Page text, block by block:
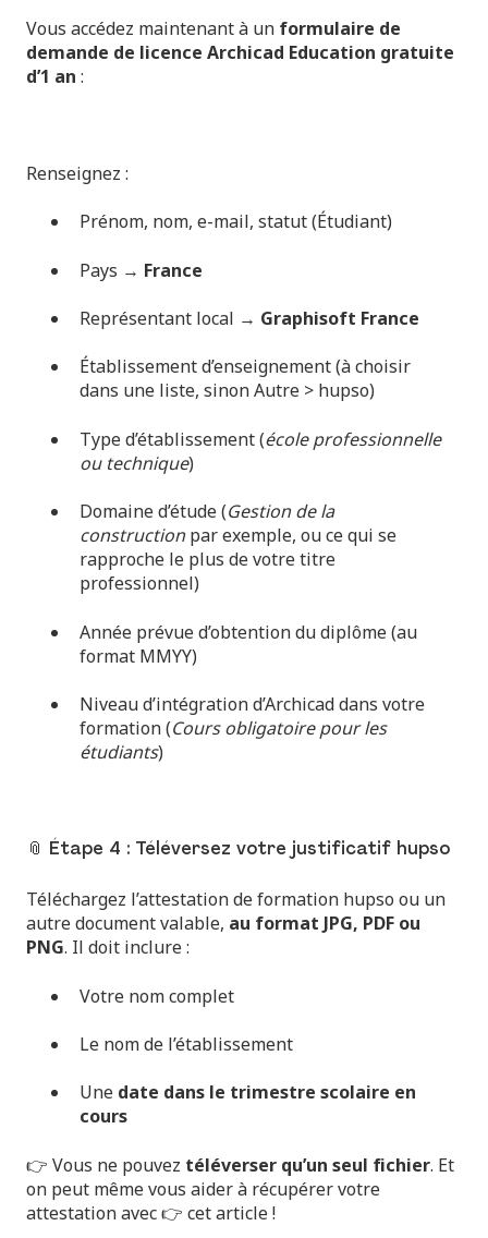
Vous accédez maintenant à un formulaire de
demande de licence Archicad Education gratuite
d’1 an :
Renseignez :
Prénom, nom, e-mail, statut (Étudiant)
Pays → France
Représentant local → Graphisoft France
Établissement d’enseignement (à choisir
dans une liste, sinon Autre > hupso)
Type d’établissement (école professionnelle
ou technique)
Domaine d’étude (Gestion de la
constructionpar exemple, ou ce qui se
rapproche le plus de votre titre
professionnel)
Année prévue d’obtention du diplôme (au
format MMYY)
Niveau d’intégration d’Archicad dans votre
formation (Cours obligatoire pour les
étudiants)
📎 Étape 4 : Téléversez votre justificatif hupso
Téléchargez l’attestation de formation hupso ou un
autre document valable, au format JPG, PDF ou
PNG. Il doit inclure :
Votre nom complet
Le nom de l’établissement
Une date dans le trimestre scolaire en
cours
👉 Vous ne pouvez téléverser qu’un seul fichier. Et
on peut même vous aider à récupérer votre
attestation avec 👉 cet article!